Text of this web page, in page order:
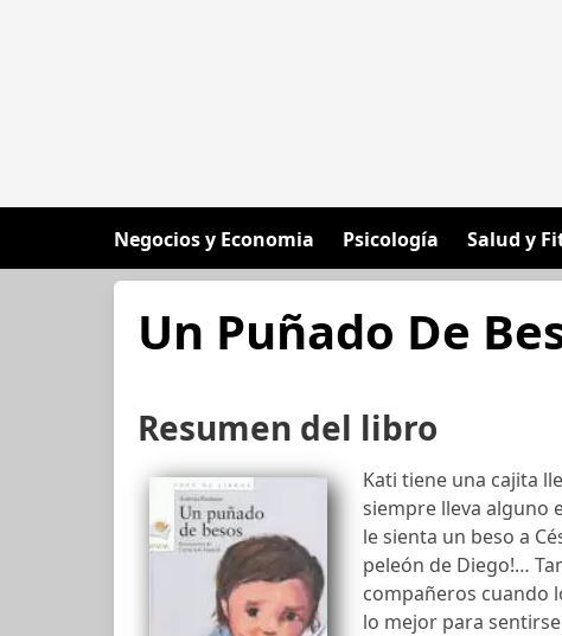
Negocios y Economia Psicología Salud y
Un Puñado De
Resumen del libro
Kati tiene una cajita
siempre lleva alguno
le sienta un beso a
peleón de Diego!…
compañeros cuando
lo mejor para